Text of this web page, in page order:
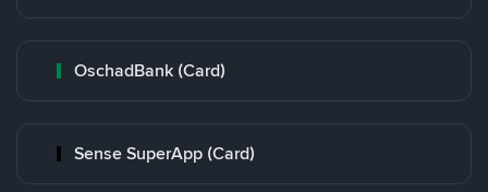
OschadBank (Card)
Sense SuperApp (Card)